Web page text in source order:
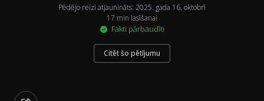
Pēdējo reizi atjaunināts: 2025. gada 16. oktobrī
17 min lasīšanai
Fakti pārbaudīti
Citēt šo pētījumu